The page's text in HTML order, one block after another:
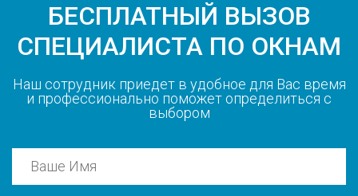
БЕСПЛАТНЫЙ ВЫЗОВ
СПЕЦИАЛИСТА ПО ОКНАМ
Наш сотрудник приедет в удобное для Вас время
и профессионально поможет определиться с
выбором